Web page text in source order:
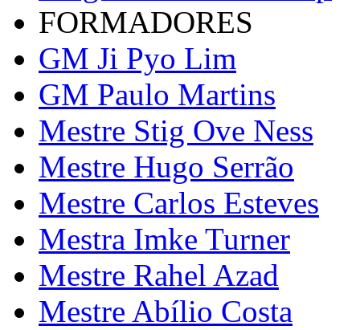
FORMADORES
GM Ji Pyo Lim
GM Paulo Martins
Mestre Stig Ove Ness
Mestre Hugo Serrão
Mestre Carlos Esteves
Mestra Imke Turner
Mestre Rahel Azad
Mestre Abílio Costa